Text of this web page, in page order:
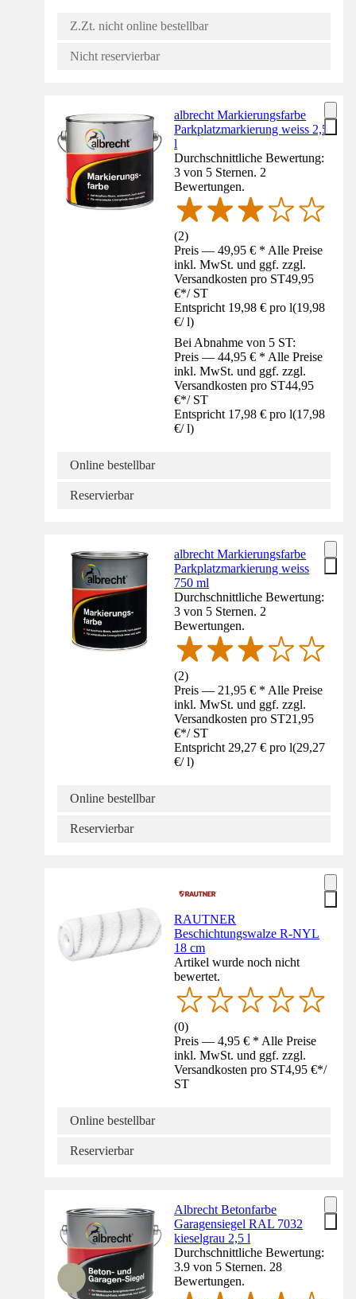
Z.Zt. nicht online bestellbar
Nicht reservierbar
albrecht Markierungsfarbe
Parkplatzmarkierung weiss 2,5
l
Durchschnittliche Bewertung:
3 von 5 Sternen. 2
Bewertungen.
(2)
Preis — 49,95 € * Alle Preise
inkl. MwSt. und ggf. zzgl.
Versandkosten pro ST49,95
€*/ ST
Entspricht 19,98 € pro l(19,98
€/ l)
Bei Abnahme von 5 ST:
Preis — 44,95 € * Alle Preise
inkl. MwSt. und ggf. zzgl.
Versandkosten pro ST44,95
€*/ ST
Entspricht 17,98 € pro l(17,98
€/ l)
Online bestellbar
Reservierbar
albrecht Markierungsfarbe
Parkplatzmarkierung weiss
750 ml
Durchschnittliche Bewertung:
3 von 5 Sternen. 2
Bewertungen.
(2)
Preis — 21,95 € * Alle Preise
inkl. MwSt. und ggf. zzgl.
Versandkosten pro ST21,95
€*/ ST
Entspricht 29,27 € pro l(29,27
€/ l)
Online bestellbar
Reservierbar
RAUTNER
Beschichtungswalze R-NYL
18 cm
Artikel wurde noch nicht
bewertet.
(0)
Preis — 4,95 € * Alle Preise
inkl. MwSt. und ggf. zzgl.
Versandkosten pro ST4,95 €*/
ST
Online bestellbar
Reservierbar
Albrecht Betonfarbe
Garagensiegel RAL 7032
kieselgrau 2,5 l
Durchschnittliche Bewertung:
3.9 von 5 Sternen. 28
Bewertungen.